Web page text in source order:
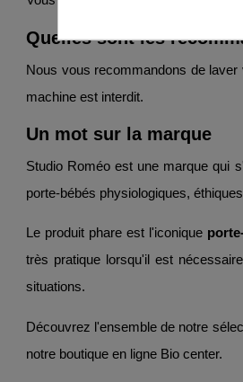
Quelles sont les
Nous vous recommandons de
machine est interdit.
Un mot sur la marque
Studio Roméo est une marque qui
porte-bébés physiologiques,
Le produit phare est l'iconique
très pratique lorsqu'il est
situations.
Découvrez l'ensemble de notre
notre boutique en ligne Bio center.